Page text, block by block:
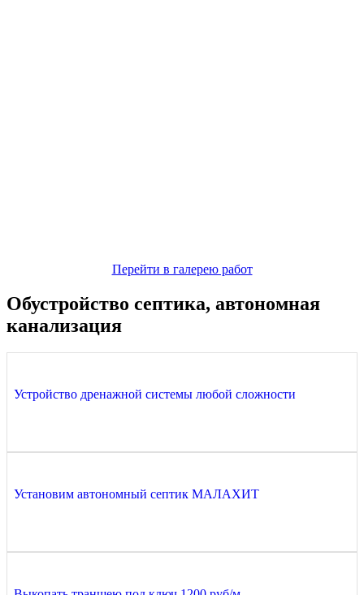
Перейти в галерею работ
Обустройство септика, автономная
канализация
Устройство дренажной системы любой сложности
Установим автономный септик МАЛАХИТ